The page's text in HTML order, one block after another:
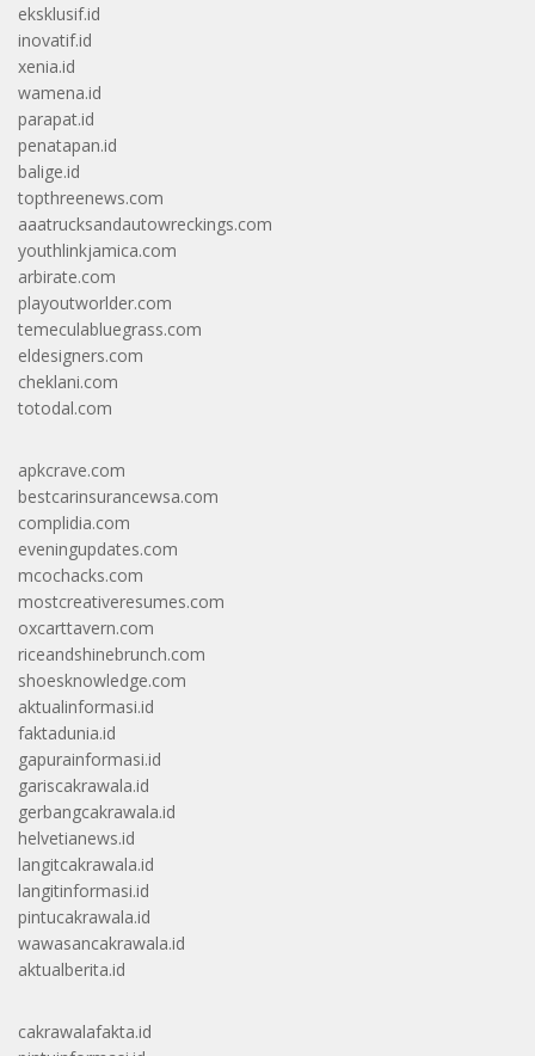
eksklusif.id
inovatif.id
xenia.id
wamena.id
parapat.id
penatapan.id
balige.id
topthreenews.com
aaatrucksandautowreckings.com
youthlinkjamica.com
arbirate.com
playoutworlder.com
temeculabluegrass.com
eldesigners.com
cheklani.com
totodal.com
apkcrave.com
bestcarinsurancewsa.com
complidia.com
eveningupdates.com
mcochacks.com
mostcreativeresumes.com
oxcarttavern.com
riceandshinebrunch.com
shoesknowledge.com
aktualinformasi.id
faktadunia.id
gapurainformasi.id
gariscakrawala.id
gerbangcakrawala.id
helvetianews.id
langitcakrawala.id
langitinformasi.id
pintucakrawala.id
wawasancakrawala.id
aktualberita.id
cakrawalafakta.id